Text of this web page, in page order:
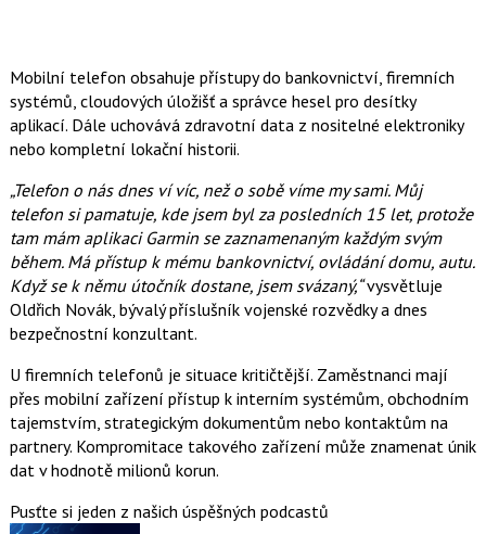
Mobilní telefon obsahuje přístupy do bankovnictví, firemních
systémů, cloudových úložišť a správce hesel pro desítky
aplikací. Dále uchovává zdravotní data z nositelné elektroniky
nebo kompletní lokační historii.
„Telefon o nás dnes ví víc, než o sobě víme my sami. Můj
telefon si pamatuje, kde jsem byl za posledních 15 let, protože
tam mám aplikaci Garmin se zaznamenaným každým svým
během. Má přístup k mému bankovnictví, ovládání domu, autu.
Když se k němu útočník dostane, jsem svázaný,“vysvětluje
Oldřich Novák, bývalý příslušník vojenské rozvědky a dnes
bezpečnostní konzultant.
U firemních telefonů je situace kritičtější. Zaměstnanci mají
přes mobilní zařízení přístup k interním systémům, obchodním
tajemstvím, strategickým dokumentům nebo kontaktům na
partnery. Kompromitace takového zařízení může znamenat únik
dat v hodnotě milionů korun.
Pusťte si jeden z našich úspěšných podcastů